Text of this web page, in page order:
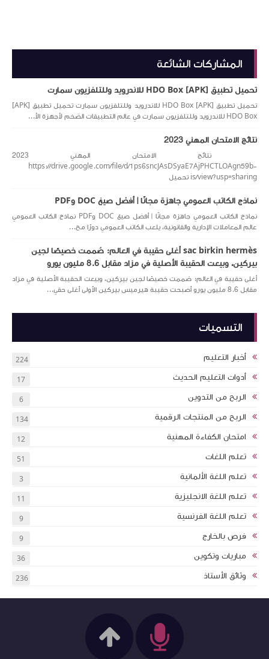
المشاركات الشائعة
تحميل تطبيق [APK] HDO Box للاندرويد وللتلفزيون سمارت
تحميل تطبيق [APK] HDO Box للاندرويد وللتلفزيون سمارت تحميل تطبيق [APK]
HDO Box للاندرويد وللتلفزيون سمارت في عالم التطبيقات الضخم لأجهزة الأ...
نتائج الامتحان المهني 2023
نتائج الامتحان المهني 2023
https://drive.google.com/file/d/1ps6sncJAsDSyaE7AjPHCTLOAgn59b-
is/view?usp=sharing تحميل
نماذج الكاتب العمومي جاهزة مجانًا | أفضل صيغ DOC وPDF
نماذج الكاتب العمومي جاهزة مجانًا | أفضل صيغ DOC وPDF نماذج الكاتب العمومي
عالم المعاملات الإدارية والقانونية، يلعب الكاتب العمومي دورًا مح...
sac birkin hermès أغلى حقيبة في العالم: صُممت خصيصًا لجين
بيركين، وبيعت الحقيبة الأصلية في مزاد مقابل 8.6 مليون يورو
أغلى حقيبة في العالم: صُممت خصيصًا لجين بيركين، وبيعت الحقيبة الأصلية في مزاد
مقابل 8.6 مليون يورو أصبحت حقيبة هيرميس بيركين الأولى أغلى حقي...
التسميات
أخبار التعليم 224
أدوات التعليم الحديث 17
الربح من التدوين 6
الربح من المنتجات الرقمية 134
امتحان الكفاءة المهنية 12
تعلم اللغات 51
تعلم اللغة الألمانية 3
تعلم اللغة الانجليزية 11
تعلم اللغة الفرنسية 9
فرص بالخارج 9
مباريات وتكوين 36
وثائق الأستاذ 236